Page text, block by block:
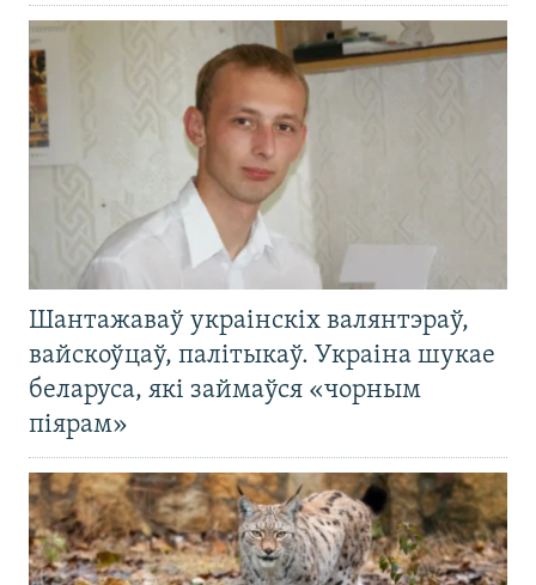
Шантажаваў украінскіх валянтэраў,
вайскоўцаў, палітыкаў. Украіна шукае
беларуса, які займаўся «чорным
піярам»